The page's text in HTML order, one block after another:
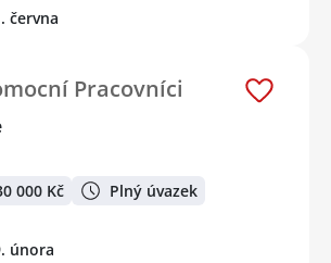
června
Pracovníci
000 Kč Plný úvazek
února